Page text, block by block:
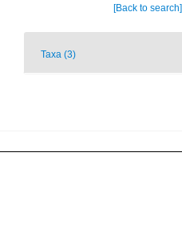
[Back to search]
Taxa (3)